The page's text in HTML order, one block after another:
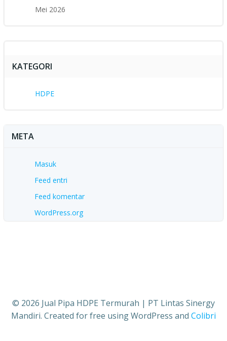
Mei 2026
KATEGORI
HDPE
META
Masuk
Feed entri
Feed komentar
WordPress.org
© 2026 Jual Pipa HDPE Termurah | PT Lintas Sinergy
Mandiri. Created for free using WordPress and Colibri